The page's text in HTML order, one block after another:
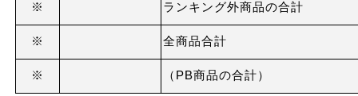
※ ランキング外商品の合計
※ 全商品合計
※ （PB商品の合計）